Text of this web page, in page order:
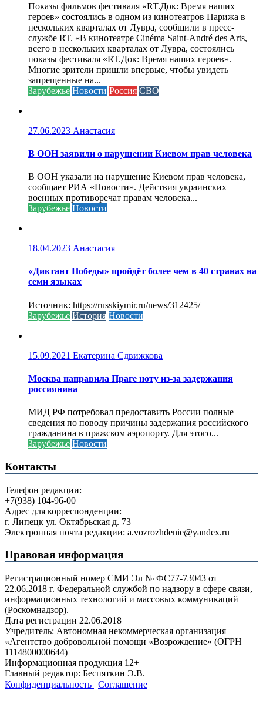
Показы фильмов фестиваля «RT.Док: Время наших
героев» состоялись в одном из кинотеатров Парижа в
нескольких кварталах от Лувра, сообщили в пресс-
службе RT. «В кинотеатре Cinéma Saint-André des Arts,
всего в нескольких кварталах от Лувра, состоялись
показы фестиваля «RT.Док: Время наших героев».
Многие зрители пришли впервые, чтобы увидеть
запрещенные на...
Зарубежье Новости Россия СВО
27.06.2023 Анастасия
В ООН заявили о нарушении Киевом прав человека
В ООН указали на нарушение Киевом прав человека,
сообщает РИА «Новости». Действия украинских
военных противоречат правам человека...
Зарубежье Новости
18.04.2023 Анастасия
«Диктант Победы» пройдёт более чем в 40 странах на
семи языках
Источник: https://russkiymir.ru/news/312425/
Зарубежье История Новости
15.09.2021 Екатерина Сдвижкова
Москва направила Праге ноту из-за задержания
россиянина
МИД РФ потребовал предоставить России полные
сведения по поводу причины задержания российского
гражданина в пражском аэропорту. Для этого...
Зарубежье Новости
Контакты
Телефон редакции:
+7(938) 104-96-00
Адрес для корреспонденции:
г. Липецк ул. Октябрьская д. 73
Электронная почта редакции: a.vozrozhdenie@yandex.ru
Правовая информация
Регистрационный номер СМИ Эл № ФС77-73043 от
22.06.2018 г. Федеральной службой по надзору в сфере связи,
информационных технологий и массовых коммуникаций
(Роскомнадзор).
Дата регистрации 22.06.2018
Учредитель: Автономная некоммерческая организация
«Агентство добровольной помощи «Возрождение» (ОГРН
1114800000644)
Информационная продукция 12+
Главный редактор: Беспяткин Э.В.
Конфиденциальность | Соглашение